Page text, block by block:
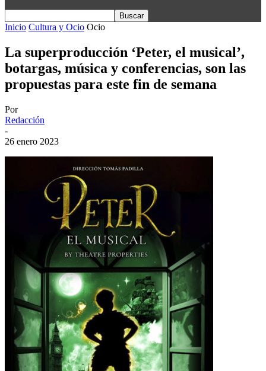
Inicio Cultura y Ocio Ocio
La superproducción ‘Peter, el musical’,
botargas, música y conferencias, son las
propuestas para este fin de semana
Por
Redacción
-
26 enero 2023